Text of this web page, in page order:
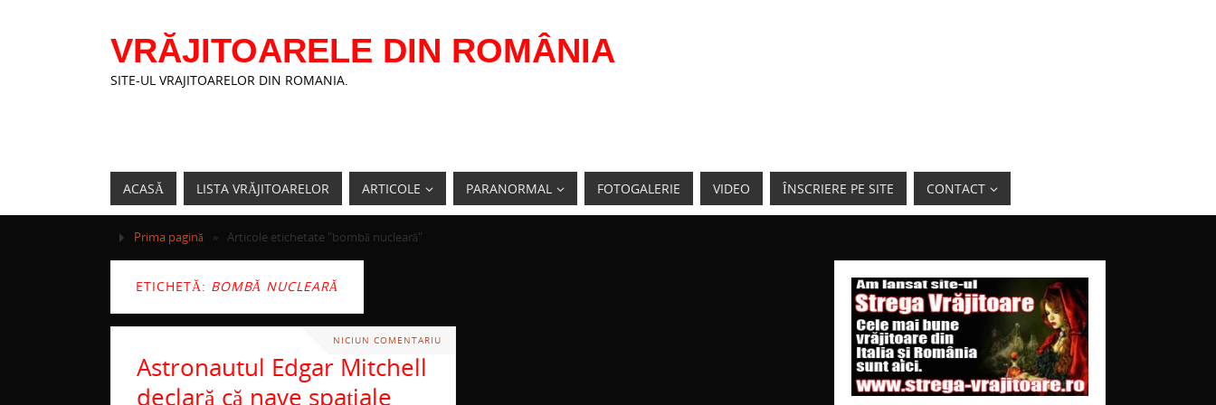
VRĂJITOARELE DIN ROMÂNIA
SITE-UL VRAJITOARELOR DIN ROMANIA.
ACASĂ LISTA VRĂJITOARELOR ARTICOLE PARANORMAL FOTOGALERIE VIDEO ÎNSCRIERE PE SITE CONTACT
Prima pagină » Articole etichetate "bombă nucleară"
ETICHETĂ: BOMBĂ NUCLEARĂ
NICIUN COMENTARIU
Astronautul Edgar Mitchell
declară că nave spaţiale